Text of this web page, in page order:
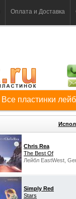
Оплата и Доставка
Все пластинки
Chris Rea
The Best Of
Лейбл EastWest,
Simply Red
Stars